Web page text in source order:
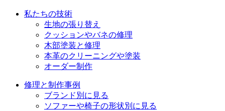
私たちの技術
生地の張り替え
クッションやバネの修理
木部塗装と修理
本革のクリーニングや塗装
オーダー制作
修理と制作事例
ブランド別に見る
ソファーや椅子の形状別に見る